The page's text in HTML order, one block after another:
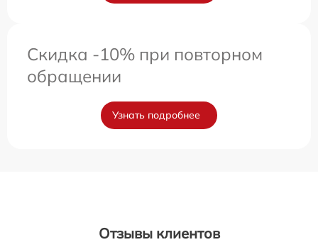
Скидка -10% при повторном
обращении
Узнать подробнее
Отзывы клиентов